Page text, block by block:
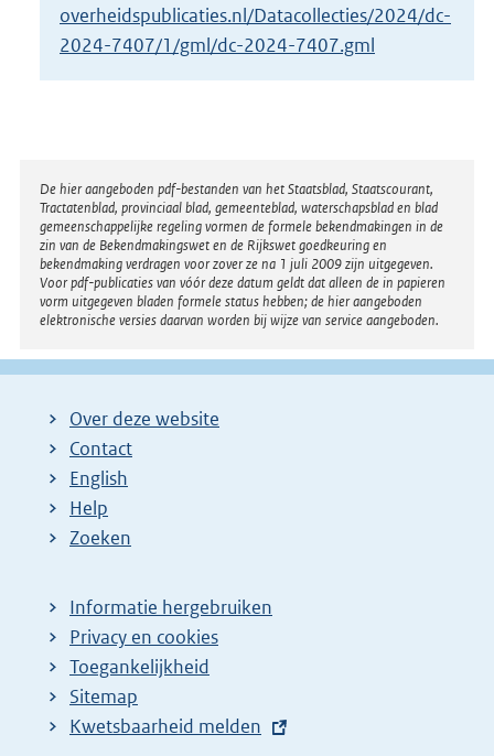
overheidspublicaties.nl/Datacollecties/2024/dc-
2024-7407/1/gml/dc-2024-7407.gml
Disclaimer
De hier aangeboden pdf-bestanden van het Staatsblad, Staatscourant,
Tractatenblad, provinciaal blad, gemeenteblad, waterschapsblad en blad
gemeenschappelijke regeling vormen de formele bekendmakingen in de
zin van de Bekendmakingswet en de Rijkswet goedkeuring en
bekendmaking verdragen voor zover ze na 1 juli 2009 zijn uitgegeven.
Voor pdf-publicaties van vóór deze datum geldt dat alleen de in papieren
vorm uitgegeven bladen formele status hebben; de hier aangeboden
elektronische versies daarvan worden bij wijze van service aangeboden.
Over deze website
Contact
English
Help
Zoeken
Informatie hergebruiken
Privacy en cookies
Toegankelijkheid
Sitemap
E
Kwetsbaarheid melden